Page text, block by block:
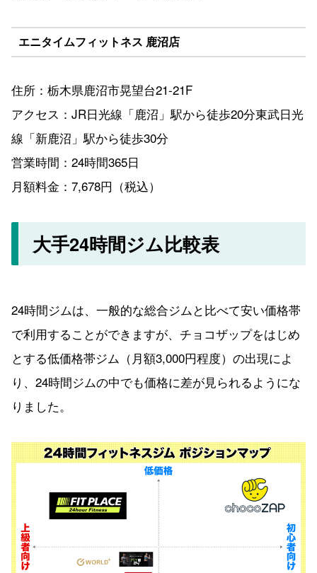
エニタイムフィットネス 鹿沼店
住所：栃木県鹿沼市晃望台21-21F
アクセス：JR日光線「鹿沼」駅から徒歩20分東武日光
線「新鹿沼」駅から徒歩30分
営業時間：24時間365日
月額料金：7,678円（税込）
大手24時間ジム比較表
24時間ジムは、一般的な総合ジムと比べて安い価格帯
で利用することができますが、チョコザップをはじめ
とする低価格帯ジム（月額3,000円程度）の出現によ
り、24時間ジムの中でも価格に差が見られるようにな
りました。